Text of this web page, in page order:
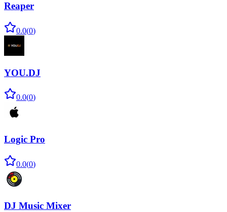
Reaper
0.0(0)
YOU.DJ
0.0(0)
Logic Pro
0.0(0)
DJ Music Mixer